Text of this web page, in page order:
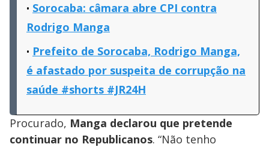
Sorocaba: câmara abre CPI contra
Rodrigo Manga
Prefeito de Sorocaba, Rodrigo Manga,
é afastado por suspeita de corrupção na
saúde #shorts #JR24H
Procurado, Manga declarou que pretende
continuar no Republicanos. “Não tenho